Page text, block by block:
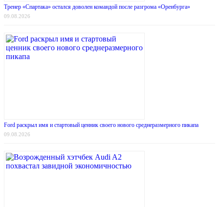
Тренер «Спартака» остался доволен командой после разгрома «Оренбурга»
09.08.2026
Ford раскрыл имя и стартовый ценник своего нового среднеразмерного пикапа
09.08.2026